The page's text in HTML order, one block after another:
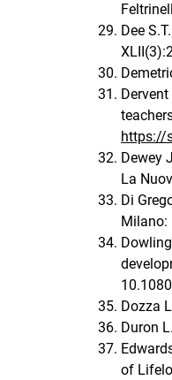
Dee
https://
Dewey
La
Di
Milano:
Dozza
Duron
of